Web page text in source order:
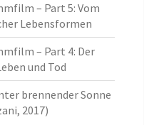
– Part 5: Vom
Lebensformen
– Part 4: Der
und Tod
brennender Sonne
2017)